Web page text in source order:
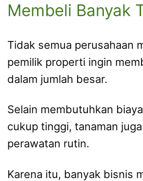
Membeli Banyak
Tidak semua perusahaan
pemilik properti ingin
dalam jumlah besar.
Selain membutuhkan
cukup tinggi, tanaman
perawatan rutin.
Karena itu, banyak bisnis